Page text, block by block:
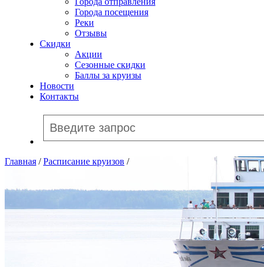
Города посещения
Реки
Отзывы
Скидки
Акции
Сезонные скидки
Баллы за круизы
Новости
Контакты
Главная /Расписание круизов /